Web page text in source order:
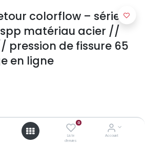
0
Liste
d'envies
Account
colorflow – série c
matériau acier //
pression de fissure 65
en ligne